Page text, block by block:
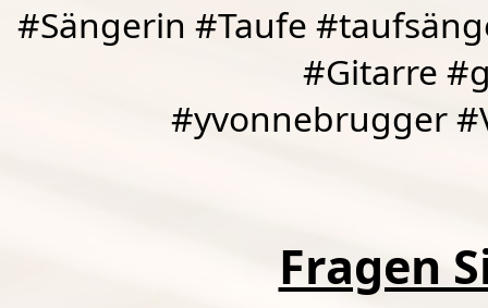
#Sängerin #Taufe
#Gitarre
#yvonnebrugger
Fragen